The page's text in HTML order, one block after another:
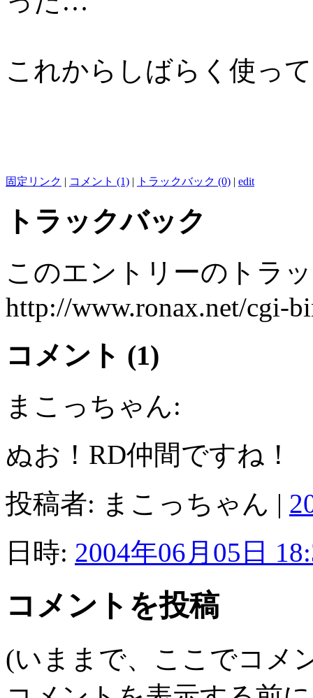
これからしばらく使っ
固定リンク | コメント (1) | トラックバック (0) | edit
トラックバック
このエントリーのトラ
http://www.ronax.net/cgi-
コメント (1)
まこっちゃん:
ぬお！RD仲間ですね！
投稿者: まこっちゃん |
日時: 2004年06月05日
コメントを投稿
(いままで、ここでコメ